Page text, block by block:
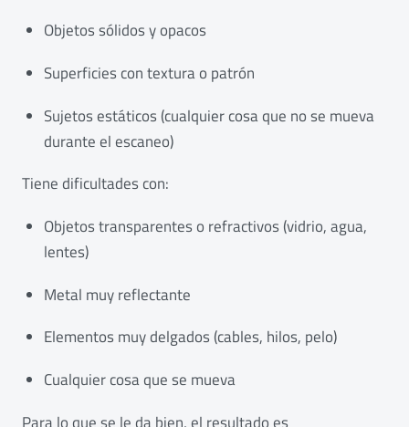
Objetos sólidos y opacos
Superficies con textura o patrón
Sujetos estáticos (cualquier cosa que no se mueva
durante el escaneo)
Tiene dificultades con:
Objetos transparentes o refractivos (vidrio, agua,
lentes)
Metal muy reflectante
Elementos muy delgados (cables, hilos, pelo)
Cualquier cosa que se mueva
Para lo que se le da bien, el resultado es